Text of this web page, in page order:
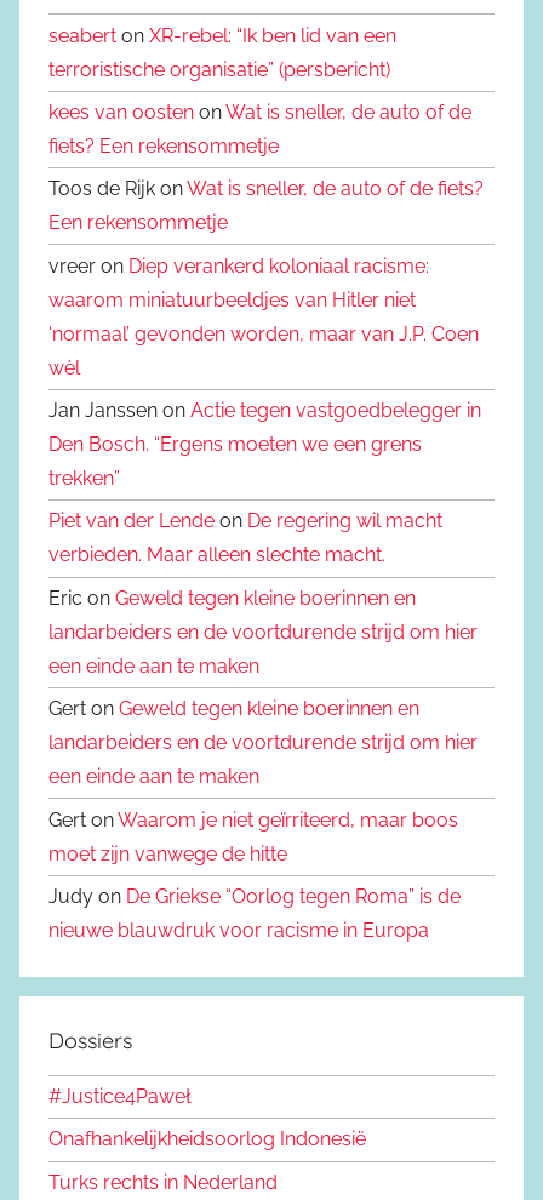
seabert on XR-rebel: “Ik ben lid van een
terroristische organisatie” (persbericht)
kees van oosten onWat is sneller, de auto of de
fiets? Een rekensommetje
Toos de Rijk onWat is sneller, de auto of de fiets?
Een rekensommetje
vreer on Diep verankerd koloniaal racisme:
waarom miniatuurbeeldjes van Hitler niet
‘normaal’ gevonden worden, maar van J.P. Coen
wèl
Jan Janssen on Actie tegen vastgoedbelegger in
Den Bosch. “Ergens moeten we een grens
trekken”
Piet van der Lende on De regering wil macht
verbieden. Maar alleen slechte macht.
Eric on Geweld tegen kleine boerinnen en
landarbeiders en de voortdurende strijd om hier
een einde aan te maken
Gert on Geweld tegen kleine boerinnen en
landarbeiders en de voortdurende strijd om hier
een einde aan te maken
Gert onWaarom je niet geïrriteerd, maar boos
moet zijn vanwege de hitte
Judy on De Griekse “Oorlog tegen Roma” is de
nieuwe blauwdruk voor racisme in Europa
Dossiers
#Justice4Paweł
Onafhankelijkheidsoorlog Indonesië
Turks rechts in Nederland